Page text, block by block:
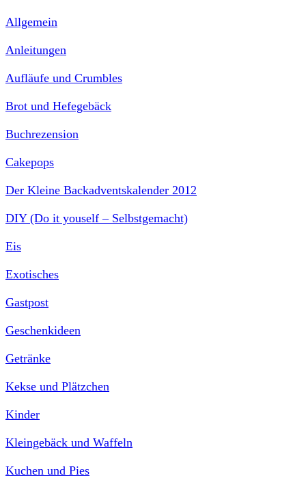
Allgemein
Anleitungen
Aufläufe und Crumbles
Brot und Hefegebäck
Buchrezension
Cakepops
Der Kleine Backadventskalender 2012
DIY (Do it youself – Selbstgemacht)
Eis
Exotisches
Gastpost
Geschenkideen
Getränke
Kekse und Plätzchen
Kinder
Kleingebäck und Waffeln
Kuchen und Pies